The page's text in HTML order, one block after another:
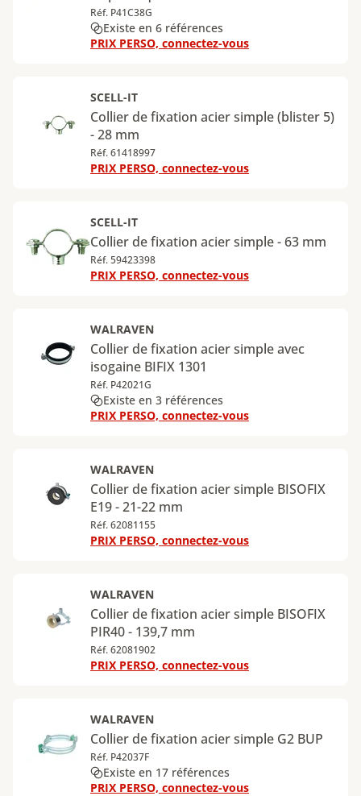
Réf. P41C38G
Existe en 6 références
PRIX PERSO, connectez-vous
SCELL-IT
Collier de fixation acier simple (blister 5)
- 28 mm
Réf. 61418997
PRIX PERSO, connectez-vous
SCELL-IT
Collier de fixation acier simple - 63 mm
Réf. 59423398
PRIX PERSO, connectez-vous
WALRAVEN
Collier de fixation acier simple avec
isogaine BIFIX 1301
Réf. P42021G
Existe en 3 références
PRIX PERSO, connectez-vous
WALRAVEN
Collier de fixation acier simple BISOFIX
E19 - 21-22 mm
Réf. 62081155
PRIX PERSO, connectez-vous
WALRAVEN
Collier de fixation acier simple BISOFIX
PIR40 - 139,7 mm
Réf. 62081902
PRIX PERSO, connectez-vous
WALRAVEN
Collier de fixation acier simple G2 BUP
Réf. P42037F
Existe en 17 références
PRIX PERSO, connectez-vous